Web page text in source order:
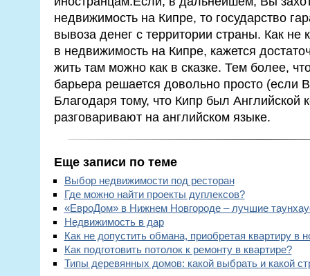
недвижимость на Кипре, то государство
вывоза денег с территории страны. Как не
в недвижимость на Кипре, кажется
жить там можно как в сказке. Тем более,
барьера решается довольно просто (если
Благодаря тому, что Кипр был Английской
разговаривают на английском языке.
Еще записи по теме
Выбор недвижимости под ресторан
Где можно найти проекты дуплексов?
«ЕвроДом» в Нижнем Новгороде – лучшие
Недвижимость в дар
Как не допустить обмана, приобретая квартиру в
Как подготовить потолок к ремонту в квартире?
Типы деревянных домов: какой выбрать и какой